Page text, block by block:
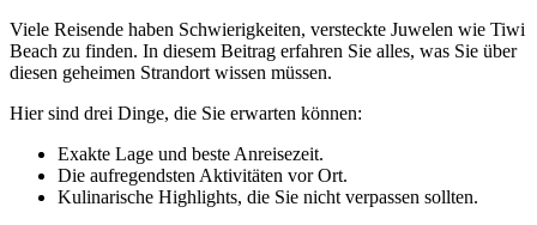
Viele Reisende haben Schwierigkeiten, versteckte Juwelen wie Tiwi
Beach zu finden. In diesem Beitrag erfahren Sie alles, was Sie über
diesen geheimen Strandort wissen müssen.
Hier sind drei Dinge, die Sie erwarten können:
Exakte Lage und beste Anreisezeit.
Die aufregendsten Aktivitäten vor Ort.
Kulinarische Highlights, die Sie nicht verpassen sollten.